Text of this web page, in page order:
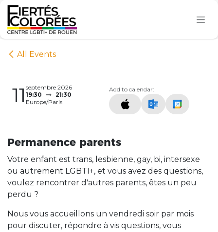
Se rendre au contenu
All Events
11 septembre 2026
19:30
21:30
Europe/Paris
Add to calendar:
Permanence parents
Votre enfant est trans, lesbienne, gay, bi, intersexe
ou autrement LGBTI+, et vous avez des questions,
voulez rencontrer d'autres parents, êtes un peu
perdu ?
Nous vous accueillons un vendredi soir par mois
pour discuter, répondre à vis questions, vous